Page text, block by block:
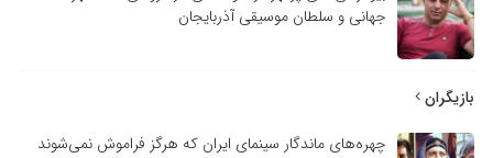
جهانی و سلطان موسیقی آذربایجان
بازیگران
چهره‌های ماندگار سینمای ایران که هرگز فراموش نمی‌شوند